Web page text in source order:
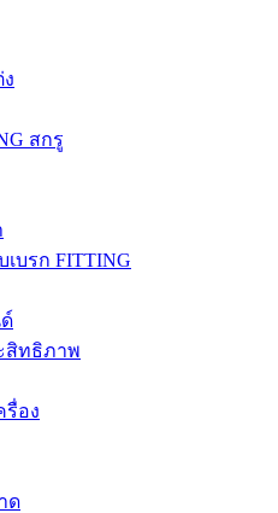
สกรู
บรก FITTING
สิทธิภาพ
รื่อง
ด